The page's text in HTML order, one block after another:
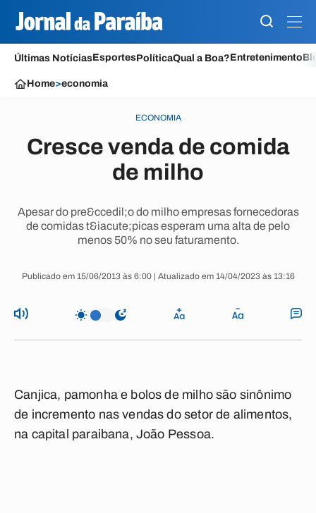
Últimas NotíciasEsportesPolíticaQual a Boa?Entretenimento
Home>economia
ECONOMIA
Cresce venda de comida
de milho
Apesar do pre&ccedil;o do milho empresas fornecedoras
de comidas t&iacute;picas esperam uma alta de pelo
menos 50% no seu faturamento.
Publicado em 15/06/2013 às 6:00 | Atualizado em 14/04/2023 às 13:16
Canjica, pamonha e bolos de milho são sinônimo
de incremento nas vendas do setor de alimentos,
na capital paraibana, João Pessoa.